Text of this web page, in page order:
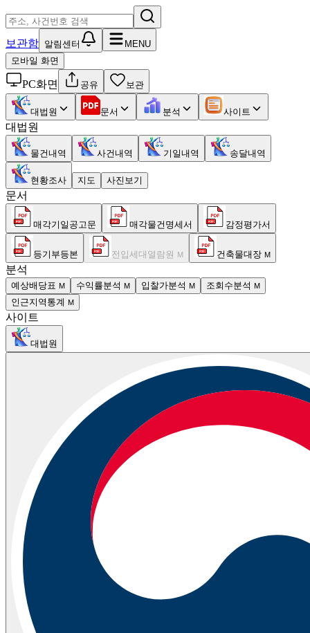
보관함 알림센터
MENU
모바일 화면
PC화면 공유 보관
대법원 문서 분석 사이트
대법원
물건내역 사건내역 기일내역 송달내역
현황조사 지도 사진보기
문서
매각기일공고문 매각물건명세서 감정평가서
등기부등본 전입세대열람원 M 건축물대장 M
분석
예상배당표 M 수익률분석 M 입찰가분석 M 조회수분석 M
인근지역통계 M
사이트
대법원